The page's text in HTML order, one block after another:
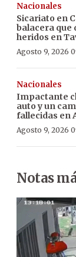
Nacionales
Sicariato en
balacera que
heridos en
Agosto 9, 2026
Nacionales
Impactante
auto y un
fallecidas en
Agosto 9, 2026
Notas